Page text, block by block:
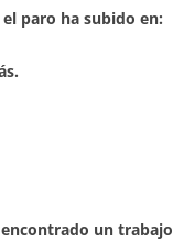
paro ha subido en:
un trabajo